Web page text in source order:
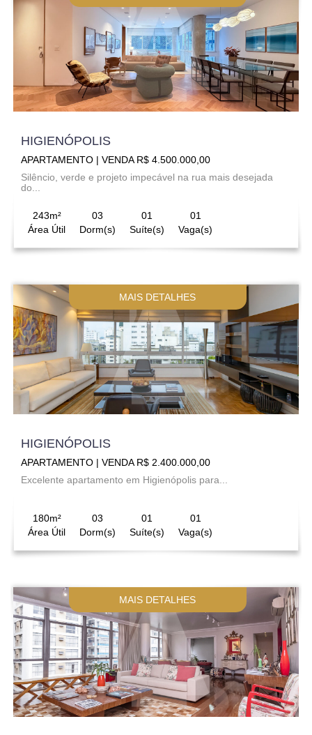
HIGIENÓPOLIS
APARTAMENTO | VENDA R$ 4.500.000,00
Silêncio, verde e projeto impecável na rua mais desejada
do...
243m²
Área Útil
03
Dorm(s)
01
Suíte(s)
01
Vaga(s)
MAIS DETALHES
HIGIENÓPOLIS
APARTAMENTO | VENDA R$ 2.400.000,00
Excelente apartamento em Higienópolis para...
180m²
Área Útil
03
Dorm(s)
01
Suíte(s)
01
Vaga(s)
MAIS DETALHES